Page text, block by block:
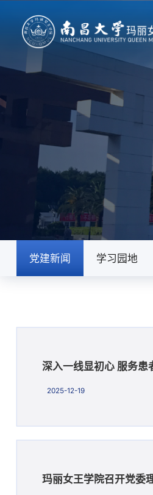
党建新闻 学习园地
深入一线显初心 服务患
2025-12-19
玛丽女王学院召开党委